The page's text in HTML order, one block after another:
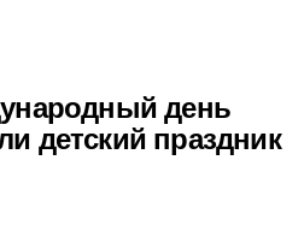
день
детский праздник